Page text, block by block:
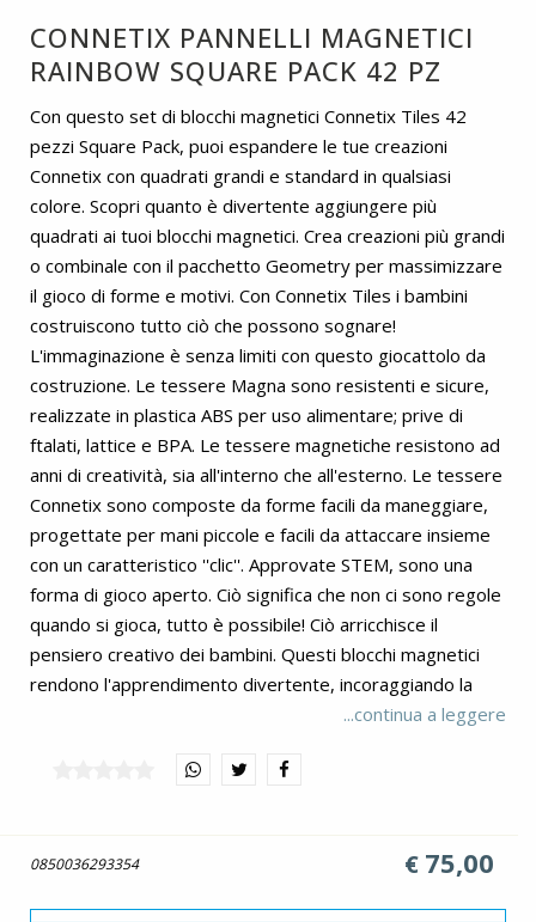
CONNETIX PANNELLI MAGNETICI
RAINBOW SQUARE PACK 42 PZ
Con questo set di blocchi magnetici Connetix Tiles 42
pezzi Square Pack, puoi espandere le tue creazioni
Connetix con quadrati grandi e standard in qualsiasi
colore. Scopri quanto è divertente aggiungere più
quadrati ai tuoi blocchi magnetici. Crea creazioni più grandi
o combinale con il pacchetto Geometry per massimizzare
il gioco di forme e motivi. Con Connetix Tiles i bambini
costruiscono tutto ciò che possono sognare!
L'immaginazione è senza limiti con questo giocattolo da
costruzione. Le tessere Magna sono resistenti e sicure,
realizzate in plastica ABS per uso alimentare; prive di
ftalati, lattice e BPA. Le tessere magnetiche resistono ad
anni di creatività, sia all'interno che all'esterno. Le tessere
Connetix sono composte da forme facili da maneggiare,
progettate per mani piccole e facili da attaccare insieme
con un caratteristico ''clic''. Approvate STEM, sono una
forma di gioco aperto. Ciò significa che non ci sono regole
quando si gioca, tutto è possibile! Ciò arricchisce il
pensiero creativo dei bambini. Questi blocchi magnetici
rendono l'apprendimento divertente, incoraggiando la
comprensione di concetti geometrici, teoria dei colori,
problemi e altro ancora. I blocchi magnetici da costruzione
40 pezzi: 4 quadrati grandi, 36 quadrati piccoli e un
...continua a leggere
€ 75,00
0850036293354